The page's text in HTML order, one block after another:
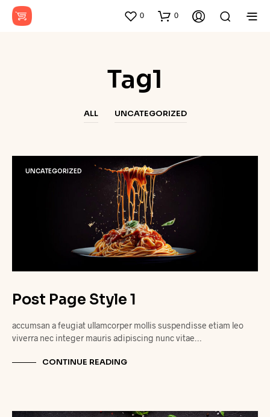
0 0
Tag1
ALL UNCATEGORIZED
UNCATEGORIZED
Post Page Style 1
accumsan a feugiat ullamcorper mollis suspendisse etiam leo
viverra nec integer mauris adipiscing nunc vitae…
CONTINUE READING